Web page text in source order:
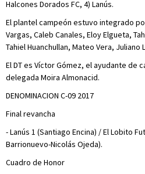
Halcones Dorados FC, 4) Lanús.
El plantel campeón estuvo integrado
Vargas, Caleb Canales, Eloy Elgueta,
Tahiel Huanchullan, Mateo Vera, Juliano
El DT es Víctor Gómez, el ayudante de
delegada Moira Almonacid.
DENOMINACION C-09 2017
Final revancha
- Lanús 1 (Santiago Encina) / El Lobito
Barrionuevo-Nicolás Ojeda).
Cuadro de Honor